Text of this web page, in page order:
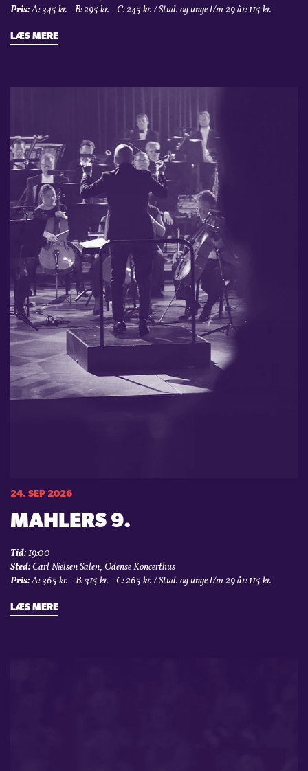
Pris:A: 345 kr. - B: 295 kr. - C: 245 kr. / Stud. og unge t/m 29 år: 115 kr.
LÆS MERE
24. SEP 2026
MAHLERS 9.
Tid:19:00
Sted:Carl Nielsen Salen, Odense Koncerthus
Pris:A: 365 kr. - B: 315 kr. - C: 265 kr. / Stud. og unge t/m 29 år: 115 kr.
LÆS MERE